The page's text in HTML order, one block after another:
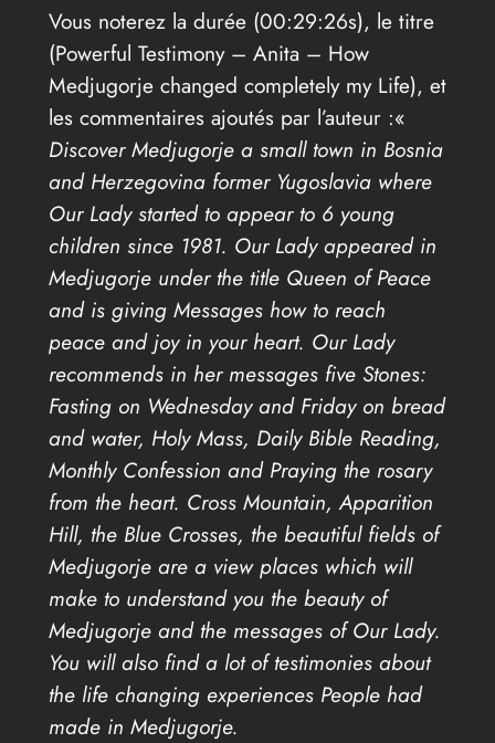
Vous noterez la durée (00:29:26s), le titre
(Powerful Testimony – Anita – How
Medjugorje changed completely my Life), et
les commentaires ajoutés par l’auteur :«
Discover Medjugorje a small town in Bosnia
and Herzegovina former Yugoslavia where
Our Lady started to appear to 6 young
children since 1981. Our Lady appeared in
Medjugorje under the title Queen of Peace
and is giving Messages how to reach
peace and joy in your heart. Our Lady
recommends in her messages five Stones:
Fasting on Wednesday and Friday on bread
and water, Holy Mass, Daily Bible Reading,
Monthly Confession and Praying the rosary
from the heart. Cross Mountain, Apparition
Hill, the Blue Crosses, the beautiful fields of
Medjugorje are a view places which will
make to understand you the beauty of
Medjugorje and the messages of Our Lady.
You will also find a lot of testimonies about
the life changing experiences People had
made in Medjugorje.